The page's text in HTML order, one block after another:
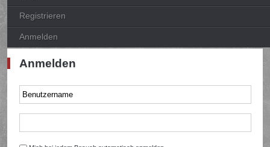
Registrieren
Anmelden
Anmelden